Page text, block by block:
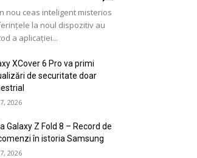
nou ceas inteligent misterios
la noul dispozitiv au
a aplicației...
XCover 6 Pro va primi
de securitate doar
2026
Galaxy Z Fold 8 – Record de
în istoria Samsung
2026